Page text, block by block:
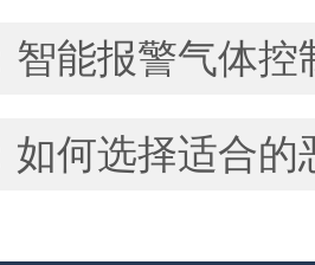
智能报警气体控
如何选择适合的